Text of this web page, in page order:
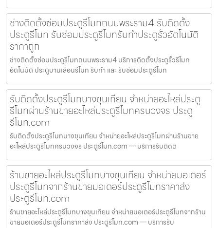
ช่างติดตั้งซ่อมประตูรีโมทถนนพระราม4 รับติดตั้ง
ประตูรีโมท รับซ่อมประตูรีโมทรับทำประตูรั้วอัตโนมัติ
ราคาถูก
ช่างติดตั้งซ่อมประตูรีโมทถนนพระราม4 บริการติดตั้งประตูรั้วรีโมท
อัตโนมัติ ประตูบานเลื่อนรีโมท รับทำ และ รับซ่อมประตูรีโมท
รับติดตั้งประตูรีโมทบางขุนเทียน จำหน่ายอะไหล่ประตู
รีโมทผ่านร้านขายอะไหล่ประตูรีโมทครบวงจร ประตู
รีโมท.com
รับติดตั้งประตูรีโมทบางขุนเทียน จำหน่ายอะไหล่ประตูรีโมทผ่านร้านขาย
อะไหล่ประตูรีโมทครบวงจร ประตูรีโมท.com — บริการรับติดต
ร้านขายอะไหล่ประตูรีโมทบางขุนเทียน จำหน่ายมอเตอร์
ประตูรีโมทจากร้านขายมอเตอร์ประตูรีโมทราคาส่ง
ประตูรีโมท.com
ร้านขายอะไหล่ประตูรีโมทบางขุนเทียน จำหน่ายมอเตอร์ประตูรีโมทจากร้าน
ขายมอเตอร์ประตูรีโมทราคาส่ง ประตูรีโมท.com — บริการรับ